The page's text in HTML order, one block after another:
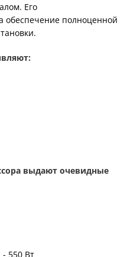
Его
обеспечение полноценной
выдают очевидные
550 Вт